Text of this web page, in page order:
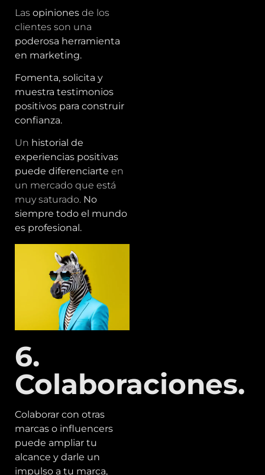
Las opiniones de los
clientes son una
poderosa herramienta
en marketing.
Fomenta, solicita y
muestra testimonios
positivos para construir
confianza.
Un historial de
experiencias positivas
puede diferenciarte en
un mercado que está
muy saturado. No
siempre todo el mundo
es profesional.
6.
Colaboraciones.
Colaborar con otras
marcas o influencers
puede ampliar tu
alcance y darle un
impulso a tu marca,